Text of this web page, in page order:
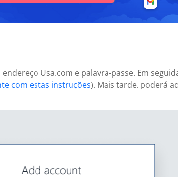
Usa.com e palavra-passe. Em
com estas instruções). Mais tarde, poderá